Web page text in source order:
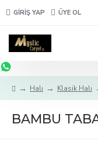
GIRIŞ YAP ÜYE OL
Halı Klasik Halı
BAMBU